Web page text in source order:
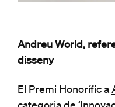
Andreu World,
disseny
El Premi Honorífic a